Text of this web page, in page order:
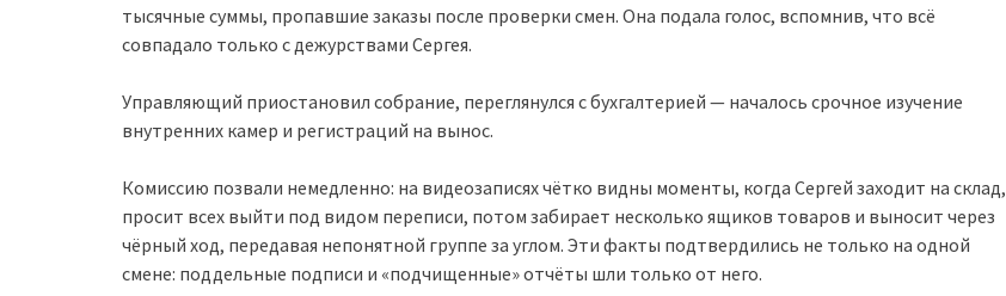
тысячные суммы, пропавшие заказы после проверки смен. Она подала голос, вспомнив, что всё
совпадало только с дежурствами Сергея.
Управляющий приостановил собрание, переглянулся с бухгалтерией — началось срочное изучение
внутренних камер и регистраций на вынос.
Комиссию позвали немедленно: на видеозаписях чётко видны моменты, когда Сергей заходит на склад,
просит всех выйти под видом переписи, потом забирает несколько ящиков товаров и выносит через
чёрный ход, передавая непонятной группе за углом. Эти факты подтвердились не только на одной
смене: поддельные подписи и «подчищенные» отчёты шли только от него.